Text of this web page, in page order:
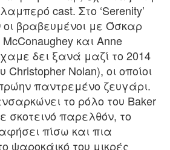
cast. Στο ‘Serenity’
βραβευμένοι με Όσκαρ
McConaughey και Anne
δει ξανά μαζί το 2014
Christopher Nolan), οι οποίοι
παντρεμένο ζευγάρι.
το ρόλο του Baker
σκοτεινό παρελθόν, το
πίσω και πια
ψαροκάικό του μικρές